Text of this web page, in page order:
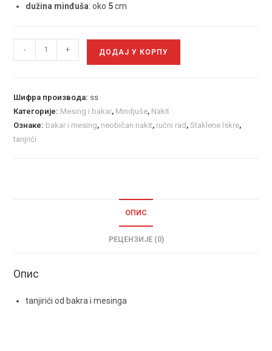
dužina minđuša: oko 5cm
- + ДОДАЈ У КОРПУ
Шифра производа: ss
Категорије: Mesing i bakar, Mindjuše, Nakit
Ознаке: bakar i mesing, neobičan nakit, ručni rad ,Staklene Iskre,
tanjrići
ОПИС
РЕЦЕНЗИЈЕ (0)
Опис
tanjirići od bakra i mesinga